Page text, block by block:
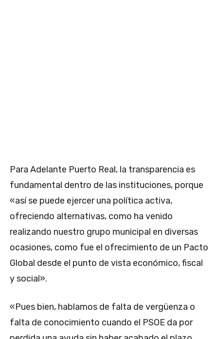
Para Adelante Puerto Real, la transparencia es
fundamental dentro de las instituciones, porque
«así se puede ejercer una política activa,
ofreciendo alternativas, como ha venido
realizando nuestro grupo municipal en diversas
ocasiones, como fue el ofrecimiento de un Pacto
Global desde el punto de vista económico, fiscal
y social».
«Pues bien, hablamos de falta de vergüenza o
falta de conocimiento cuando el PSOE da por